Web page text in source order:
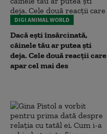
DIGI ANIMAL WORLD
Dacă ești însărcinată,
câinele tău ar putea ști
deja. Cele două reacții care
apar cel mai des